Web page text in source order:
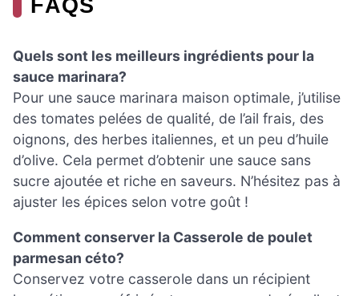
FAQS
Quels sont les meilleurs ingrédients pour la
sauce marinara?
Pour une sauce marinara maison optimale, j’utilise
des tomates pelées de qualité, de l’ail frais, des
oignons, des herbes italiennes, et un peu d’huile
d’olive. Cela permet d’obtenir une sauce sans
sucre ajoutée et riche en saveurs. N’hésitez pas à
ajuster les épices selon votre goût !
Comment conserver la Casserole de poulet
parmesan céto?
Conservez votre casserole dans un récipient